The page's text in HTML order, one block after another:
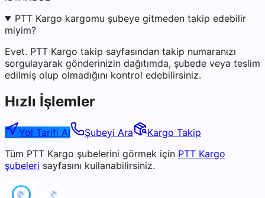
PTT Kargo kargomu şubeye gitmeden takip edebilir
miyim?
Evet. PTT Kargo takip sayfasından takip numaranızı
sorgulayarak gönderinizin dağıtımda, şubede veya teslim
edilmiş olup olmadığını kontrol edebilirsiniz.
Hızlı İşlemler
Yol Tarifi Al Şubeyi Ara
Kargo Takip
Tüm PTT Kargo şubelerini görmek için PTT Kargo
şubeleri sayfasını kullanabilirsiniz.